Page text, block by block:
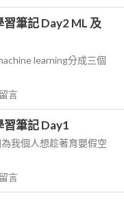
筆記 Day2 ML 及
learning分成三個
言
筆記 Day1
我個人想趁著育嬰假空
言